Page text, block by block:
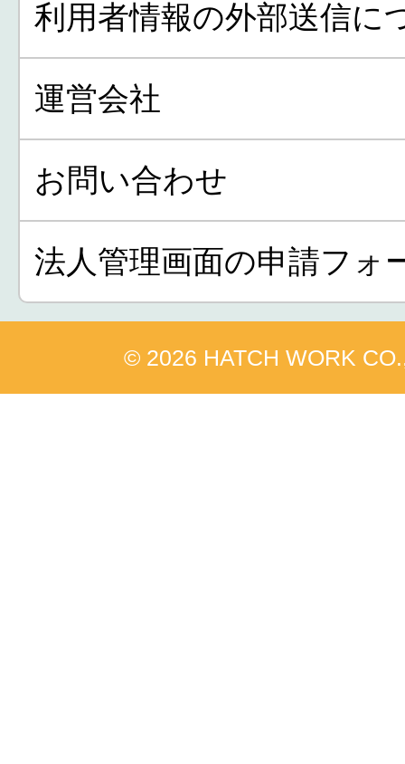
利用者情報の外部送信に
運営会社
お問い合わせ
法人管理画面の申請フォ
© 2026 HATCH WORK